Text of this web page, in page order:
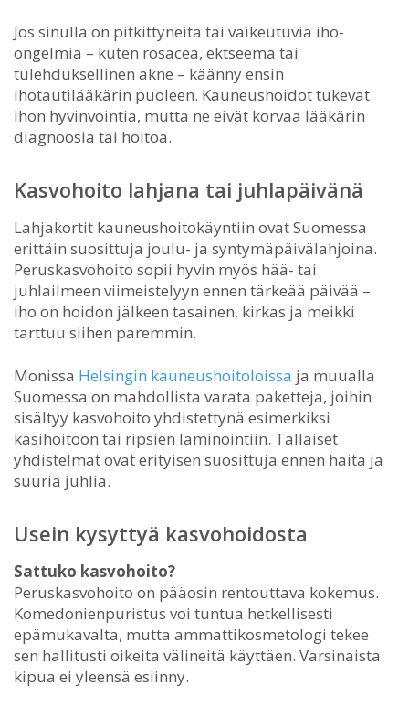
Jos sinulla on pitkittyneitä tai vaikeutuvia iho-
ongelmia – kuten rosacea, ektseema tai
tulehduksellinen akne – käänny ensin
ihotautilääkärin puoleen. Kauneushoidot tukevat
ihon hyvinvointia, mutta ne eivät korvaa lääkärin
diagnoosia tai hoitoa.
Kasvohoito lahjana tai juhlapäivänä
Lahjakortit kauneushoitokäyntiin ovat Suomessa
erittäin suosittuja joulu- ja syntymäpäivälahjoina.
Peruskasvohoito sopii hyvin myös hää- tai
juhlailmeen viimeistelyyn ennen tärkeää päivää –
iho on hoidon jälkeen tasainen, kirkas ja meikki
tarttuu siihen paremmin.
Monissa Helsingin kauneushoitoloissa ja muualla
Suomessa on mahdollista varata paketteja, joihin
sisältyy kasvohoito yhdistettynä esimerkiksi
käsihoitoon tai ripsien laminointiin. Tällaiset
yhdistelmät ovat erityisen suosittuja ennen häitä ja
suuria juhlia.
Usein kysyttyä kasvohoidosta
Sattuko kasvohoito?
Peruskasvohoito on pääosin rentouttava kokemus.
Komedonienpuristus voi tuntua hetkellisesti
epämukavalta, mutta ammattikosmetologi tekee
sen hallitusti oikeita välineitä käyttäen. Varsinaista
kipua ei yleensä esiinny.